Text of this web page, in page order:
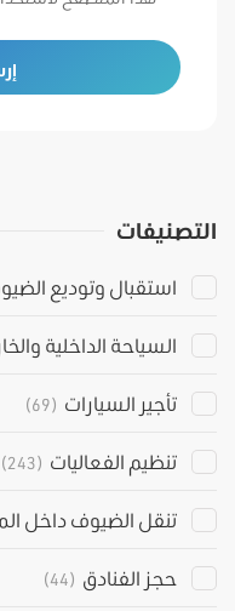
التصنيفات
استقبال وتوديع
السياحة الداخلية
تأجير السيارات (69)
تنظيم الفعاليات (243)
تنقل الضيوف داخل
حجز الفنادق (44)